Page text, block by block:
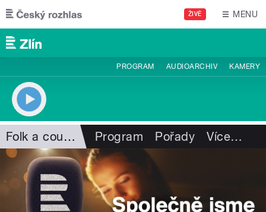
Přejít k hlavnímu obsahu
ŽIVĚ MENU
PROGRAM AUDIOARCHIV KAMERY
Folk a country Program Pořady Více…